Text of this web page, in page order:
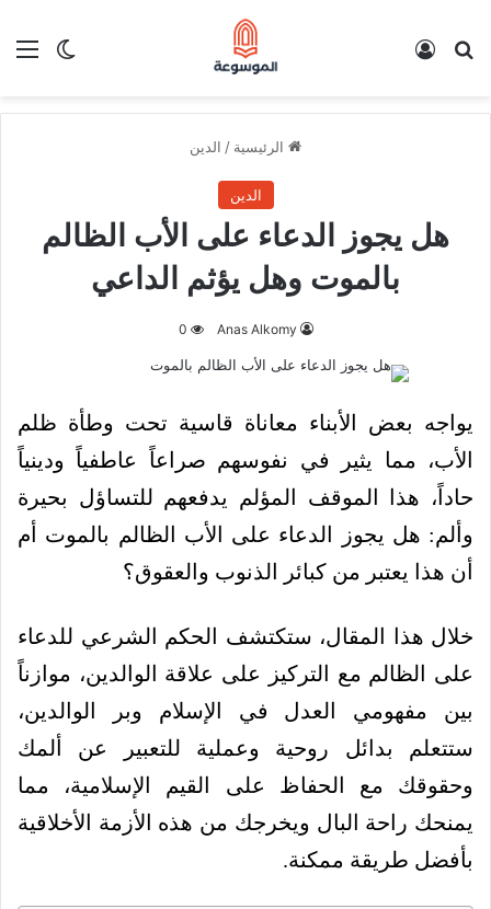
الوضع بحث عن
الرئيسية / الدين
الدين
هل يجوز الدعاء على الأب الظالم
بالموت وهل يؤثم الداعي
Anas Alkomy
0
يواجه بعض الأبناء معاناة قاسية تحت وطأة ظلم
الأب، مما يثير في نفوسهم صراعاً عاطفياً ودينياً
حاداً، هذا الموقف المؤلم يدفعهم للتساؤل بحيرة
وألم: هل يجوز الدعاء على الأب الظالم بالموت أم
أن هذا يعتبر من كبائر الذنوب والعقوق؟
خلال هذا المقال، ستكتشف الحكم الشرعي للدعاء
على الظالم مع التركيز على علاقة الوالدين، موازناً
بين مفهومي العدل في الإسلام وبر الوالدين،
ستتعلم بدائل روحية وعملية للتعبير عن ألمك
وحقوقك مع الحفاظ على القيم الإسلامية، مما
يمنحك راحة البال ويخرجك من هذه الأزمة الأخلاقية
بأفضل طريقة ممكنة.